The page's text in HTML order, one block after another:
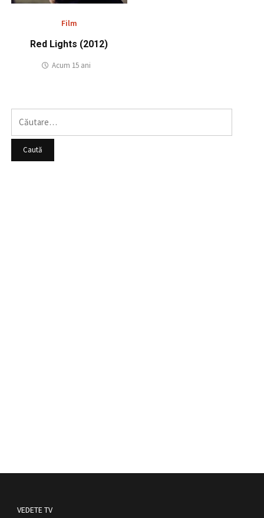
Film
Red Lights (2012)
Acum 15 ani
VEDETE TV